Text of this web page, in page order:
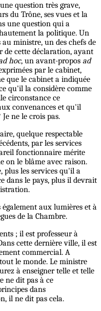
question très grave,
du Trône, ses vues et la
une question qui a
la politique. Un
ministre, un des chefs de
cette déclaration, ayant
hoc, un avant-propos ad
par le cabinet,
que le cabinet a indiquée
qu'il la considère comme
circonstance ce
convenances et qu'il
ne le crois pas.
quelque respectable
par les services
fonctionnaire mérite
on le blâme avec raison.
plus les services qu'il a
dans le pays, plus il devrait
aux lumières et à
de la Chambre.
; il est professeur à
cette dernière ville, il est
commercial. A
le monde. Le ministre
à enseigner telle et telle
ne dit pas à ce
dans
il ne dit pas cela.